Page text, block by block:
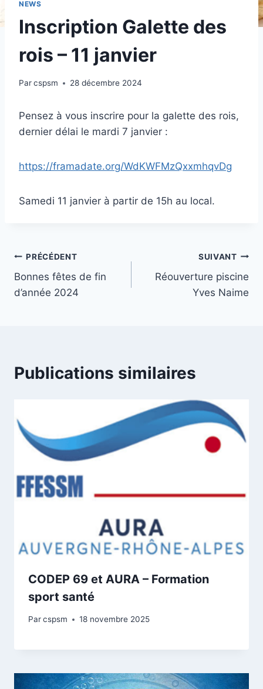
NEWS
Inscription Galette des
rois – 11 janvier
Parcspsm 28 décembre 2024
Pensez à vous inscrire pour la galette des rois,
dernier délai le mardi 7 janvier :
https://framadate.org/WdKWFMzQxxmhqvDg
Samedi 11 janvier à partir de 15h au local.
Navigation
de
PRÉCÉDENT
Bonnes fêtes de fin
d’année 2024
SUIVANT
Réouverture piscine
Yves Naime
Publications similaires
CODEP 69 et AURA – Formation
sport santé
Parcspsm 18 novembre 2025